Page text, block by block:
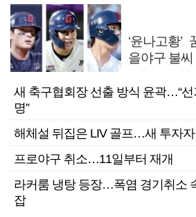
‘윤나고황
을야구 불
새 축구협회장 선출 방식 윤곽…“
명”
해체설 뒤집은 LIV 골프…새 투자자
프로야구 취소…11일부터 재개
라커룸 냉탕 등장…폭염 경기취소
잡